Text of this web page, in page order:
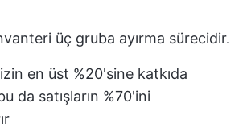
üç gruba ayırma sürecidir.
en üst %20'sine katkıda
da satışların %70'ini